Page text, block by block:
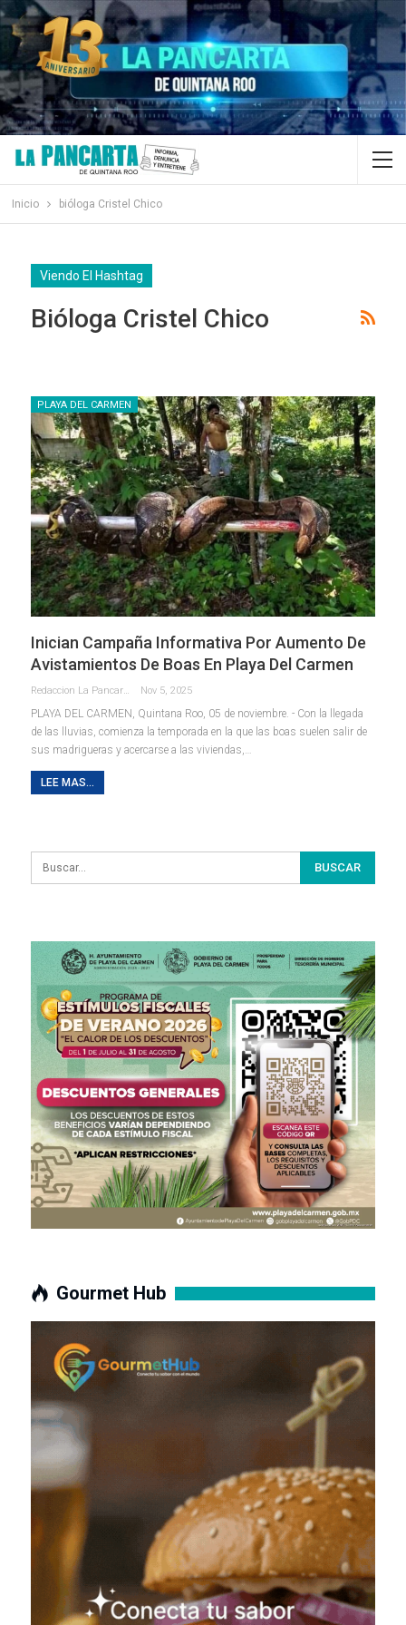
Inicio bióloga Cristel Chico
Viendo El Hashtag
Bióloga Cristel Chico
PLAYA DEL CARMEN
Inician Campaña Informativa Por Aumento De
Avistamientos De Boas En Playa Del Carmen
Redaccion La Pancarta De Quintana Roo Nov 5, 2025
PLAYA DEL CARMEN, Quintana Roo, 05 de noviembre. - Con la llegada
de las lluvias, comienza la temporada en la que las boas suelen salir de
sus madrigueras y acercarse a las viviendas,…
LEE MAS...
Gourmet Hub